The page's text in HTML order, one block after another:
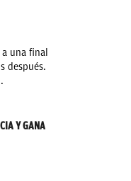
una final
después.
Y GANA